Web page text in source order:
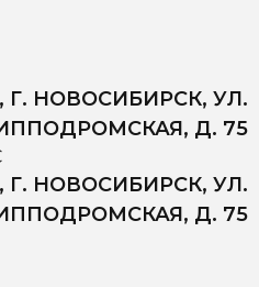
Г. НОВОСИБИРСК, УЛ.
Д. 75
Г. НОВОСИБИРСК, УЛ.
Д. 75